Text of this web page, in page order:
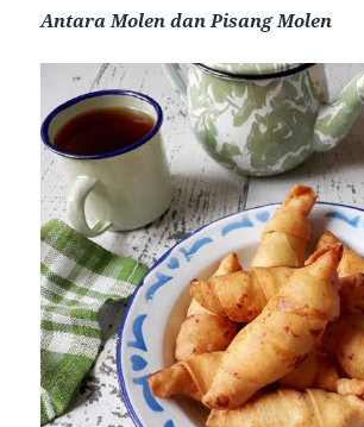
Antara Molen dan Pisang Molen